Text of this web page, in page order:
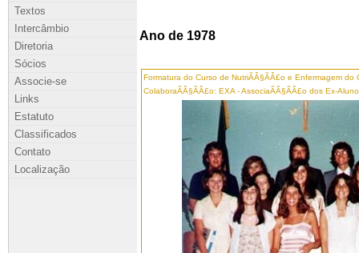
Textos
Intercâmbio
Diretoria
Sócios
Associe-se
Links
Estatuto
Classificados
Contato
Localização
Ano de 1978
Formatura do Curso de NutriÃÂ§ÃÂ£o e Enfermagem do
ColaboraÃÂ§ÃÂ£o: EXA - AssociaÃÂ§ÃÂ£o dos Ex-